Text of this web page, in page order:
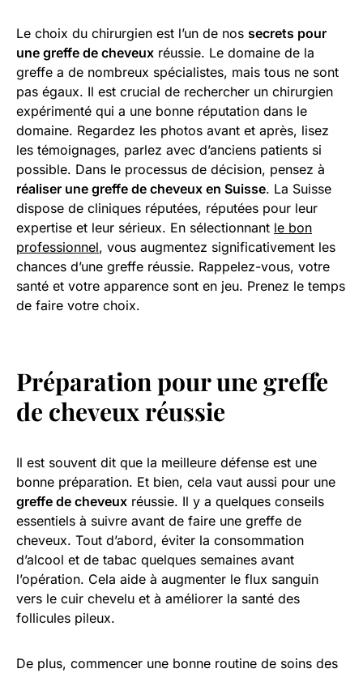
Le choix du chirurgien est l’un de nos secrets pour
une greffe de cheveux réussie. Le domaine de la
greffe a de nombreux spécialistes, mais tous ne sont
pas égaux. Il est crucial de rechercher un chirurgien
expérimenté qui a une bonne réputation dans le
domaine. Regardez les photos avant et après, lisez
les témoignages, parlez avec d’anciens patients si
possible. Dans le processus de décision, pensez à
réaliser une greffe de cheveux en Suisse. La Suisse
dispose de cliniques réputées, réputées pour leur
expertise et leur sérieux. En sélectionnant le bon
professionnel, vous augmentez significativement les
chances d’une greffe réussie. Rappelez-vous, votre
santé et votre apparence sont en jeu. Prenez le temps
de faire votre choix.
Préparation pour une greffe
de cheveux réussie
Il est souvent dit que la meilleure défense est une
bonne préparation. Et bien, cela vaut aussi pour une
greffe de cheveux réussie. Il y a quelques conseils
essentiels à suivre avant de faire une greffe de
cheveux. Tout d’abord, éviter la consommation
d’alcool et de tabac quelques semaines avant
l’opération. Cela aide à augmenter le flux sanguin
vers le cuir chevelu et à améliorer la santé des
follicules pileux.
De plus, commencer une bonne routine de soins des